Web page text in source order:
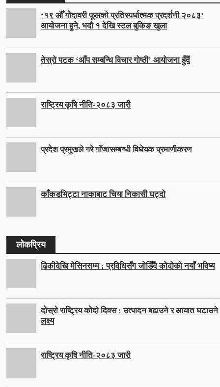
‘१९ औँ गोदावरी फूलको प्रतिस्पर्धात्मक प्रदर्शनी २०८३’
आयोजना हुने, भदौ १ देखि स्टल बुकिङ खुला
तेस्रो पटक ‘आँप सम्बन्धि विचार गोष्ठी’ आयोजना हुँदैं
राष्ट्रिय कृषि नीति-२०८३ जारी
प्रदेश प्रमुखले गरे गाँजासम्बन्धी विधेयक प्रमाणीकरण
काँकडभिट्टा नाकाबाट चिया निकासी घट्दो
लोकप्रिय
ढिकीदेखि मेसिनसम्म : प्रविधिसँग जोडिँदै कोदोको नयाँ भविष्य
दोस्रो राष्ट्रिय कोदो दिवस : उत्पादन बढाउने र आयात घटाउने
लक्ष्य
राष्ट्रिय कृषि नीति-२०८३ जारी